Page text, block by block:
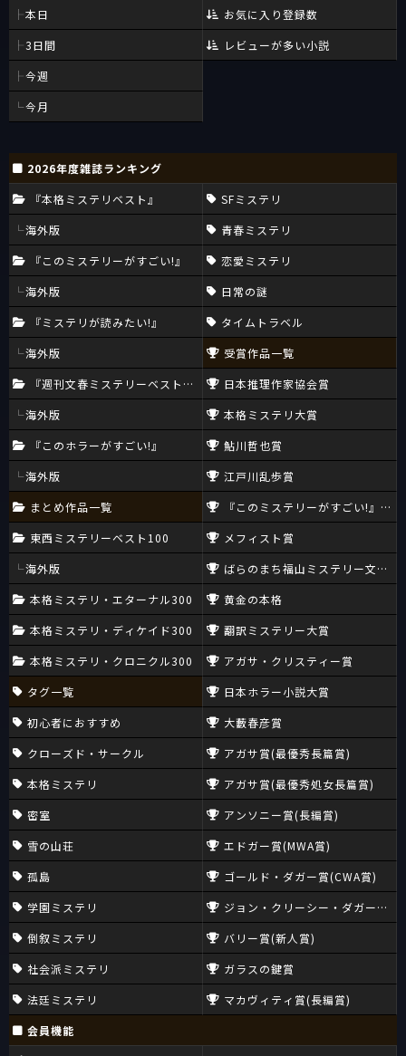
本日
3日間
今週
今月
お気に入り登録数
レビューが多い小説
2026年度雑誌ランキング
『本格ミステリベスト』
海外版
『このミステリーがすごい!』
海外版
『ミステリが読みたい!』
海外版
『週刊文春ミステリーベスト10』
海外版
『このホラーがすごい!』
海外版
まとめ作品一覧
東西ミステリーベスト100
海外版
本格ミステリ・エターナル300
本格ミステリ・ディケイド300
本格ミステリ・クロニクル300
タグ一覧
初心者におすすめ
クローズド・サークル
本格ミステリ
密室
雪の山荘
孤島
学園ミステリ
倒叙ミステリ
社会派ミステリ
法廷ミステリ
SFミステリ
青春ミステリ
恋愛ミステリ
日常の謎
タイムトラベル
受賞作品一覧
日本推理作家協会賞
本格ミステリ大賞
鮎川哲也賞
江戸川乱歩賞
『このミステリーがすごい!』大賞
メフィスト賞
ばらのまち福山ミステリー文学新
黄金の本格
翻訳ミステリー大賞
アガサ・クリスティー賞
日本ホラー小説大賞
大藪春彦賞
アガサ賞(最優秀長篇賞)
アガサ賞(最優秀処女長篇賞)
アンソニー賞(長編賞)
エドガー賞(MWA賞)
ゴールド・ダガー賞(CWA賞)
ジョン・クリーシー・ダガー賞
バリー賞(新人賞)
ガラスの鍵賞
マカヴィティ賞(長編賞)
会員機能